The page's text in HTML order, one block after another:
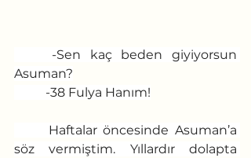
Asuman?
	-38 Fulya Hanım!
söz vermiştim. Yıllardır dolapta